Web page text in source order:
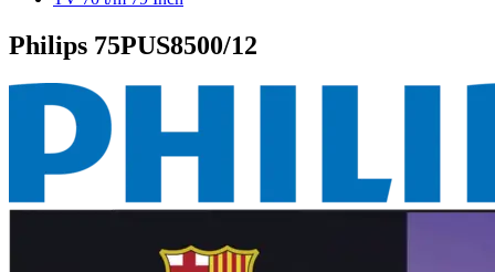
Philips 75PUS8500/12